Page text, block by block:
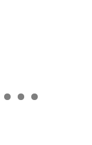
0 1 2